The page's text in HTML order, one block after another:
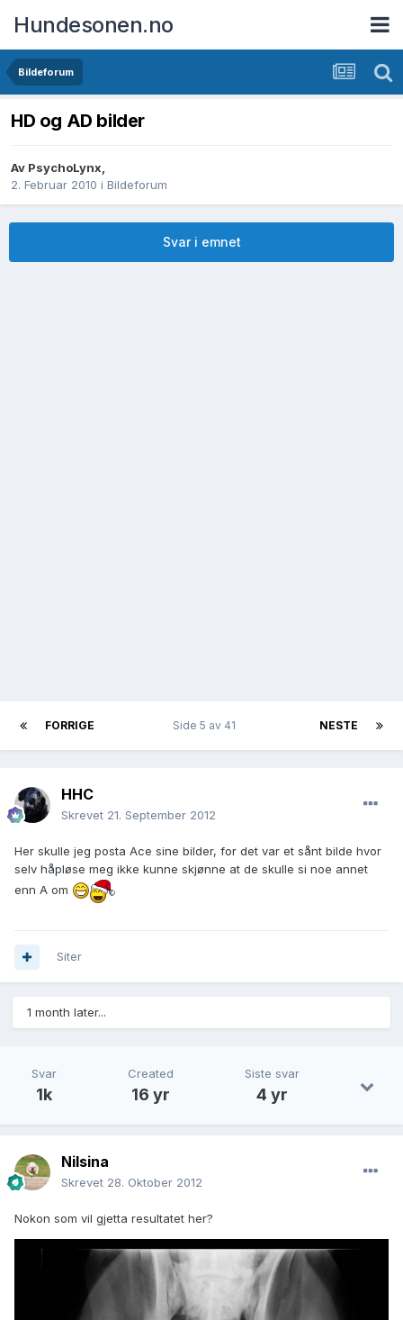
Hundesonen.no
Bildeforum
HD og AD bilder
Av PsychoLynx,
2. Februar 2010 i Bildeforum
Svar i emnet
FORRIGE NESTE
Side 5 av 41
HHC
Skrevet 21. September 2012
Her skulle jeg posta Ace sine bilder, for det var et sånt bilde hvor
selv håpløse meg ikke kunne skjønne at de skulle si noe annet
enn A om
Siter
1 month later...
Svar
1k
Created
16 yr
Siste svar
4 yr
Nilsina
Skrevet 28. Oktober 2012
Nokon som vil gjetta resultatet her?